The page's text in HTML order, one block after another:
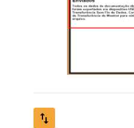
import_export